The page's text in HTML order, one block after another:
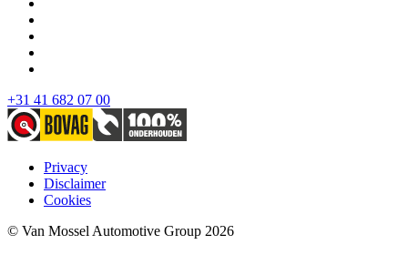
+31 41 682 07 00
Privacy
Disclaimer
Cookies
© Van Mossel Automotive Group 2026